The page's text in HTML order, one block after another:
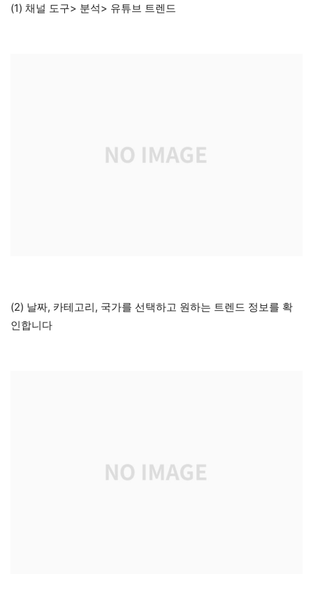
(1) 채널 도구> 분석> 유튜브 트렌드
(2) 날짜, 카테고리, 국가를 선택하고 원하는 트렌드 정보를 확
인합니다